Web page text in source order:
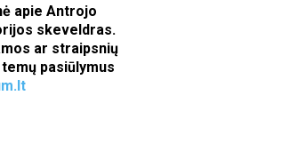
apie Antrojo
skeveldras.
ar straipsnių
pasiūlymus